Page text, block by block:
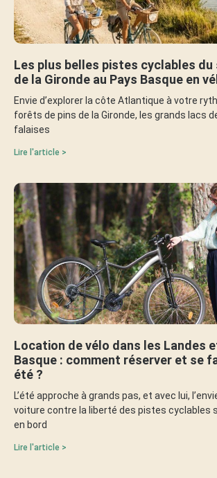
Les plus belles pistes cyclables
de la Gironde au Pays Basque en
Envie d’explorer la côte Atlantique à votre
forêts de pins de la Gironde, les grands lacs
falaises
Lire l'article >
Location de vélo dans les Landes
Basque : comment réserver et se
été ?
L’été approche à grands pas, et avec lui,
voiture contre la liberté des pistes cyclables
en bord
Lire l'article >